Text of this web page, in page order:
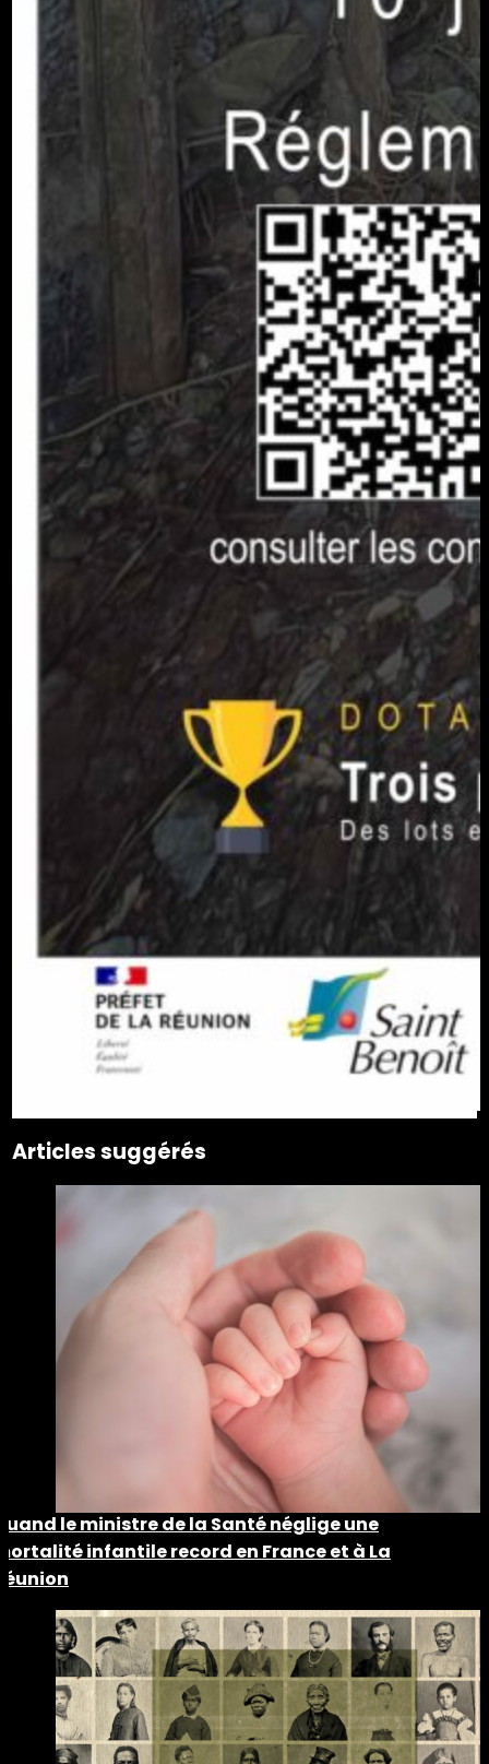
Articles suggérés
le ministre de la Santé néglige une
infantile record en France et à La